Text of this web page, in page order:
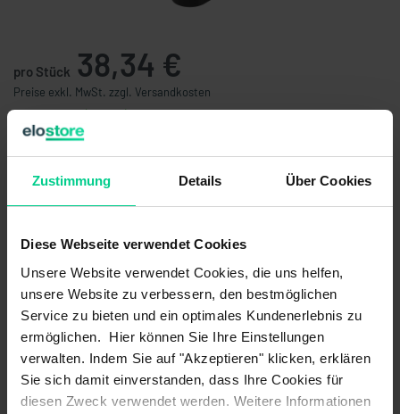
Zustimmung Details Über Cookies
Diese Webseite verwendet Cookies
Unsere Website verwendet Cookies, die uns helfen,
unsere Website zu verbessern, den bestmöglichen
Service zu bieten und ein optimales Kundenerlebnis zu
ermöglichen. Hier können Sie Ihre Einstellungen
verwalten. Indem Sie auf "Akzeptieren" klicken, erklären
Sie sich damit einverstanden, dass Ihre Cookies für
diesen Zweck verwendet werden. Weitere Informationen
pro Stück 38,34 €
Preise exkl. MwSt. zzgl. Versandkosten
verfügbar (58 Stk.), Lieferzeit 1-3 Tage
ab 25 Stk.
30,32 €
ab 100 Stk.
24,56 € - 36 %
In den Warenkorb
Angebot erstellen